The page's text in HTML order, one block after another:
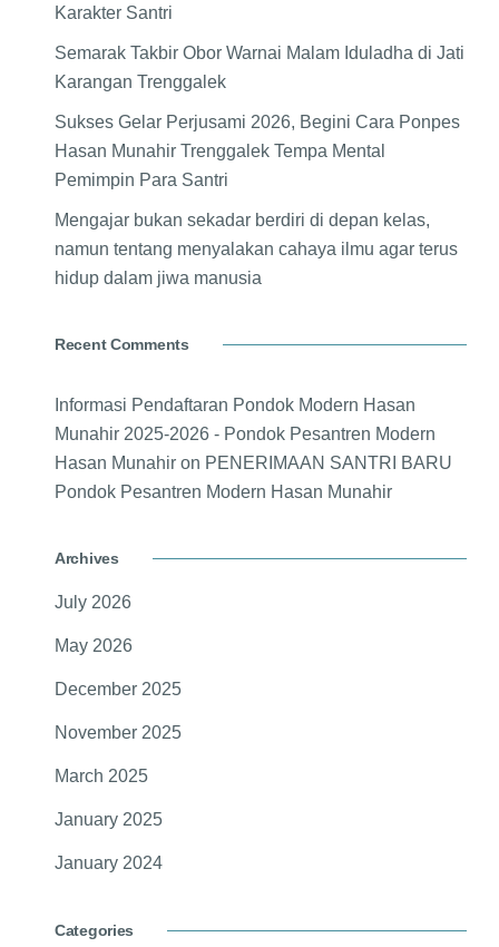
Karakter Santri
Semarak Takbir Obor Warnai Malam Iduladha di Jati
Karangan Trenggalek
Sukses Gelar Perjusami 2026, Begini Cara Ponpes
Hasan Munahir Trenggalek Tempa Mental
Pemimpin Para Santri
Mengajar bukan sekadar berdiri di depan kelas,
namun tentang menyalakan cahaya ilmu agar terus
hidup dalam jiwa manusia
Recent Comments
Informasi Pendaftaran Pondok Modern Hasan
Munahir 2025-2026 - Pondok Pesantren Modern
Hasan Munahir on PENERIMAAN SANTRI BARU
Pondok Pesantren Modern Hasan Munahir
Archives
July 2026
May 2026
December 2025
November 2025
March 2025
January 2025
January 2024
Categories